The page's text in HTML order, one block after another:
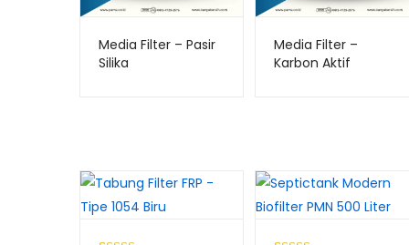
Media Filter – Pasir
Silika
Media Filter –
Karbon Aktif